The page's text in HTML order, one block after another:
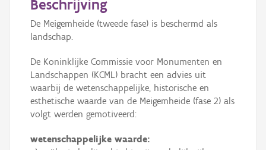
Beschrijving
De Meigemheide (tweede fase) is beschermd als
landschap.
De Koninklijke Commissie voor Monumenten en
Landschappen (KCML) bracht een advies uit
waarbij de wetenschappelijke, historische en
esthetische waarde van de Meigemheide (fase 2) als
volgt werden gemotiveerd:
wetenschappelijke waarde: